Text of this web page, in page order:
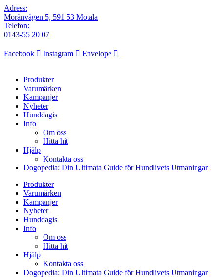
Adress:
Moränvägen 5, 591 53 Motala
Telefon:
0143-55 20 07
Facebook Instagram Envelope
Produkter
Varumärken
Kampanjer
Nyheter
Hunddagis
Info
Om oss
Hitta hit
Hjälp
Kontakta oss
Dogopedia: Din Ultimata Guide för Hundlivets Utmaningar
Produkter
Varumärken
Kampanjer
Nyheter
Hunddagis
Info
Om oss
Hitta hit
Hjälp
Kontakta oss
Dogopedia: Din Ultimata Guide för Hundlivets Utmaningar